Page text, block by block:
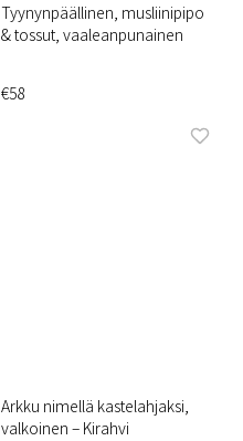
Tyynynpäällinen, musliinipipo
& tossut, vaaleanpunainen
€58
Arkku nimellä kastelahjaksi,
valkoinen – Kirahvi